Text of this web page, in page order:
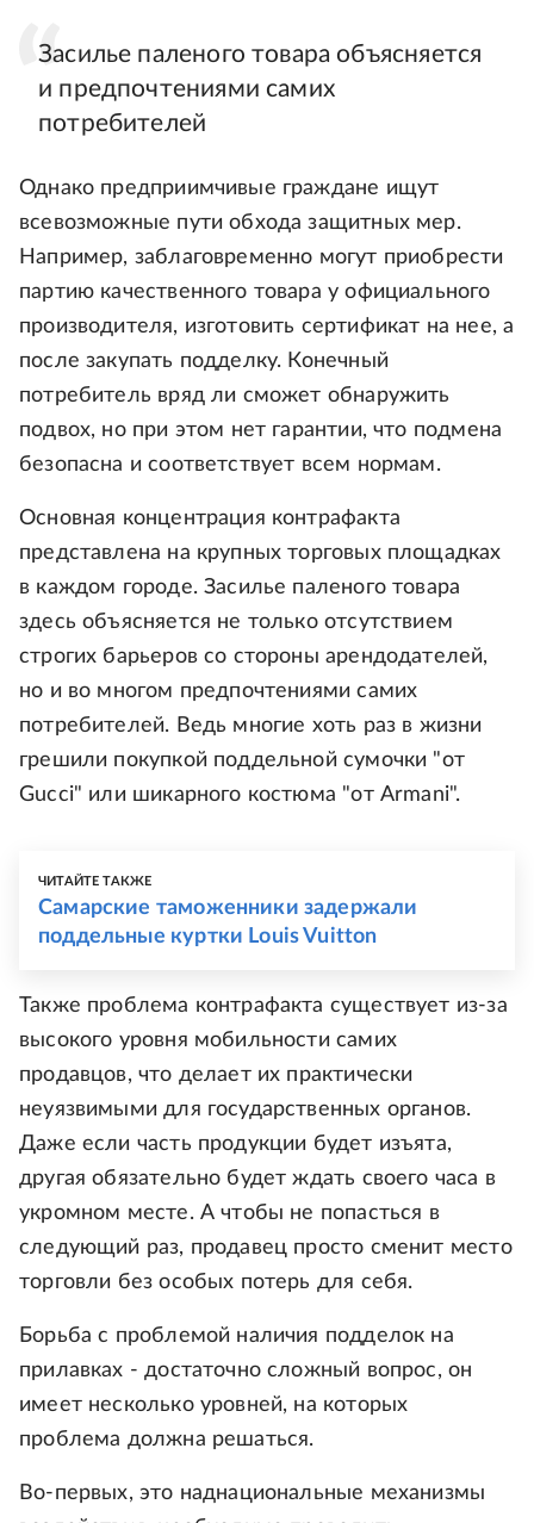
Засилье паленого товара объясняется
и предпочтениями самих
потребителей
Однако предприимчивые граждане ищут
всевозможные пути обхода защитных мер.
Например, заблаговременно могут приобрести
партию качественного товара у официального
производителя, изготовить сертификат на нее, а
после закупать подделку. Конечный
потребитель вряд ли сможет обнаружить
подвох, но при этом нет гарантии, что подмена
безопасна и соответствует всем нормам.
Основная концентрация контрафакта
представлена на крупных торговых площадках
в каждом городе. Засилье паленого товара
здесь объясняется не только отсутствием
строгих барьеров со стороны арендодателей,
но и во многом предпочтениями самих
потребителей. Ведь многие хоть раз в жизни
грешили покупкой поддельной сумочки "от
Gucci" или шикарного костюма "от Armani".
ЧИТАЙТЕ ТАКЖЕ
Самарские таможенники задержали
поддельные куртки Louis Vuitton
Также проблема контрафакта существует из-за
высокого уровня мобильности самих
продавцов, что делает их практически
неуязвимыми для государственных органов.
Даже если часть продукции будет изъята,
другая обязательно будет ждать своего часа в
укромном месте. А чтобы не попасться в
следующий раз, продавец просто сменит место
торговли без особых потерь для себя.
Борьба с проблемой наличия подделок на
прилавках - достаточно сложный вопрос, он
имеет несколько уровней, на которых
проблема должна решаться.
Во-первых, это наднациональные механизмы